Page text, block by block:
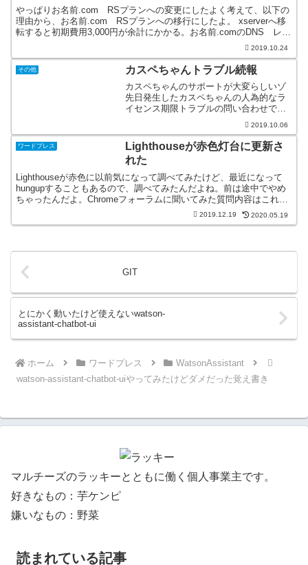
やっぱりお名前.com RSプランへの変更にしたよく考えて、以下の
理由から、お名前.com RSプランへの移行にしたよ。 xserverへ移
転すると初期費用3,000円が余計にかかる。お名前.comのDNS レコ
2019.10.24
その他 カスペちゃんトラブル続報
カスペちゃんのサポートが大変らしいゾ
先日発生したカスペちゃんの人為的なラ
イセンス期限トラブルの問い合わせでサ
ポートが大変らしいメールが届いた。9月
30日に弊社製品の一部で発生いたしまし
た、ライセンス期間の誤表示による影響
で現在、カスペルスキ...
2019.10.06
ワードプレス
Lighthouseが赤色灯台に更新さ
れた
Lighthouseが赤色に以前気になって調べてみたけど、最近になって
hungupすることもあるので、調べてみたんだよね。前は途中でやめ
ちゃったんだよ。Chromeフォーラムに聞いてみた質問内容はこれ、
2019.12.19 2020.05.19
GIT
とにかく動いたけど使えないwatson-
assistant-chatbot-ui
ホーム ワードプレス
WatsonAssistant
watson-assistant-chatbot-uiやってみたけどダメだった覚え書き
マルチーズのラッキーとともに働く個人事業主です。
好きなもの：芋ケンピ
嫌いなもの：野菜
読まれている記事